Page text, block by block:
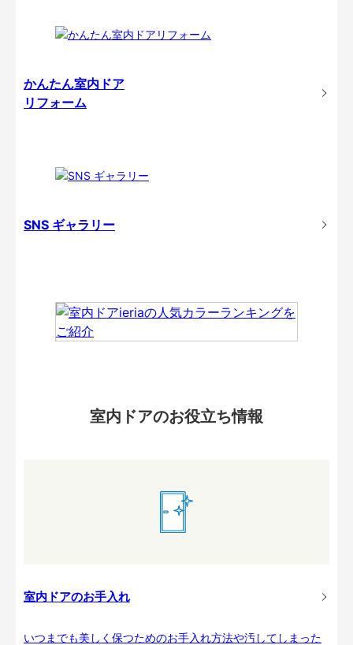
かんたん室内ドア
リフォーム
SNS ギャラリー
室内ドアのお役立ち情報
室内ドアのお手入れ
いつまでも美しく保つためのお手入れ方法や汚してしまった